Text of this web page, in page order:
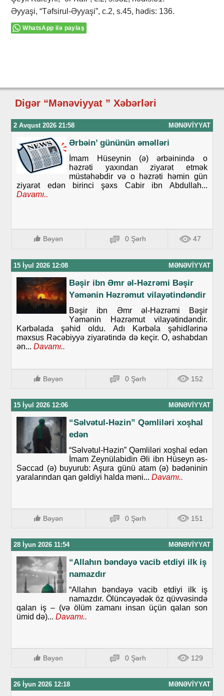
Əyyaşi, “Təfsirul-Əyyaşi”, c.2, s.45, hədis: 136.
WhatsApp ilə paylaş
Digər “Mənəviyyat ” Xəbərləri
2 Avqust 2026 21:58 MƏNƏVIYYAT
Ərbəin’ gününün əməlləri
İmam Hüseynin (ə) ərbəinində o
həzrəti yaxından ziyarət etmək
müstəhəbdir və o həzrəti həmin gün
ziyarət edən birinci şəxs Cabir ibn Abdullah...
Davamı..
Bəyən 0 Şərh 47
15 İyul 2026 12:08 MƏNƏVIYYAT
Bəşir ibn Əmr əl-Həzrəmi Bəşir
Yəmənin Həzrəmut vilayətindəndir
Bəşir ibn Əmr əl-Həzrəmi Bəşir
Yəmənin Həzrəmut vilayətindəndir.
Kərbəlada şəhid oldu. Adı Kərbəla şəhidlərinə
məxsus Rəcəbiyyə ziyarətində də keçir. O, əshabdan
ən... Davamı..
Bəyən 0 Şərh 152
15 İyul 2026 12:06 MƏNƏVIYYAT
“Səlvətul-Həzin” Qəmliləri xoşhal
edən
“Səlvətul-Həzin” Qəmliləri xoşhal edən
İmam Zeynülabidin Əli ibn Hüseyn əs-
Səccad (ə) buyurub: Aşura günü atam (ə) bədəninin
yaralarından qan gəldiyi halda məni... Davamı..
Bəyən 0 Şərh 151
28 İyun 2026 11:54 MƏNƏVIYYAT
“Allahın bəndəyə vacib etdiyi ilk iş
namazdır
“Allahın bəndəyə vacib etdiyi ilk iş
namazdır. Ölüncəyədək öz qüvvəsində
qalan iş – (və ölüm zamanı insan üçün qalan son
ümid də)... Davamı..
Bəyən 0 Şərh 129
26 İyun 2026 12:18 MƏNƏVIYYAT